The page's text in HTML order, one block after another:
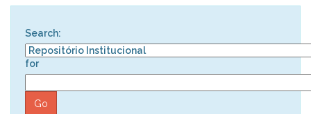
Search:
for